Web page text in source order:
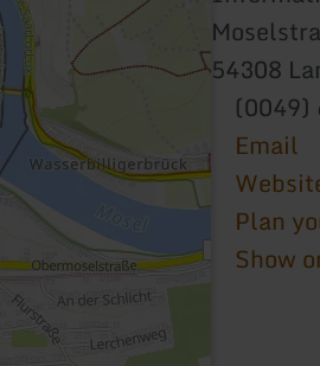
54308
(0049)
Email
Plan
Show